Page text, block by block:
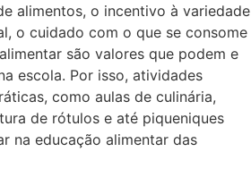
alimentos, o incentivo à variedade
o cuidado com o que se consome
são valores que podem e
escola. Por isso, atividades
como aulas de culinária,
de rótulos e até piqueniques
na educação alimentar das